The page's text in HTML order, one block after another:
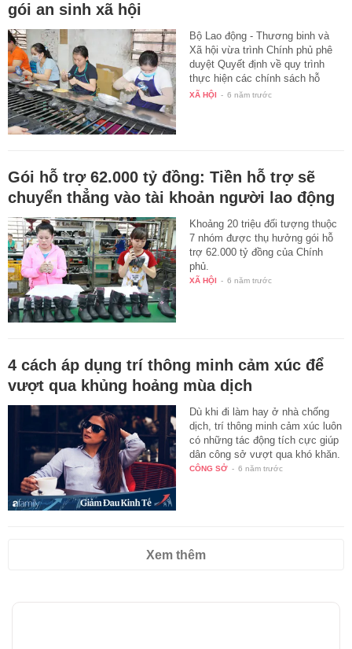
gói an sinh xã hội
Bộ Lao động - Thương binh và
Xã hội vừa trình Chính phủ phê
duyệt Quyết định về quy trình
thực hiện các chính sách hỗ
trợ…
XÃ HỘI - 6 năm trước
Gói hỗ trợ 62.000 tỷ đồng: Tiền hỗ trợ sẽ
chuyển thẳng vào tài khoản người lao động
Khoảng 20 triệu đối tượng thuộc
7 nhóm được thụ hưởng gói hỗ
trợ 62.000 tỷ đồng của Chính
phủ.
XÃ HỘI - 6 năm trước
4 cách áp dụng trí thông minh cảm xúc để
vượt qua khủng hoảng mùa dịch
Dù khi đi làm hay ở nhà chống
dịch, trí thông minh cảm xúc luôn
có những tác động tích cực giúp
dân công sở vượt qua khó khăn.
CÔNG SỞ - 6 năm trước
Xem thêm